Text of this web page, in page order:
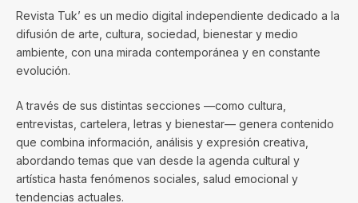
Revista Tuk’ es un medio digital independiente dedicado a la
difusión de arte, cultura, sociedad, bienestar y medio
ambiente, con una mirada contemporánea y en constante
evolución.
A través de sus distintas secciones —como cultura,
entrevistas, cartelera, letras y bienestar— genera contenido
que combina información, análisis y expresión creativa,
abordando temas que van desde la agenda cultural y
artística hasta fenómenos sociales, salud emocional y
tendencias actuales.